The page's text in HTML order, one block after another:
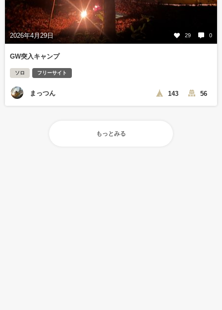
2026年4月29日 29 0
GW突入キャンプ
ソロ フリーサイト
まっつん 143 56
もっとみる